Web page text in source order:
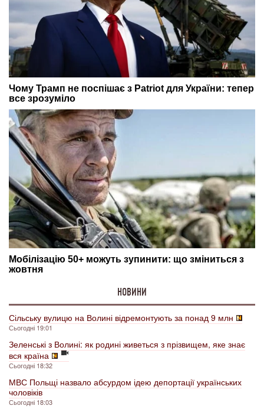
НОВИНИ
Сільську вулицю на Волині відремонтують за понад 9 млн
Сьогодні 19:01
Зеленські з Волині: як родині живеться з прізвищем, яке знає
вся країна
Сьогодні 18:32
МВС Польщі назвало абсурдом ідею депортації українських
чоловіків
Сьогодні 18:03